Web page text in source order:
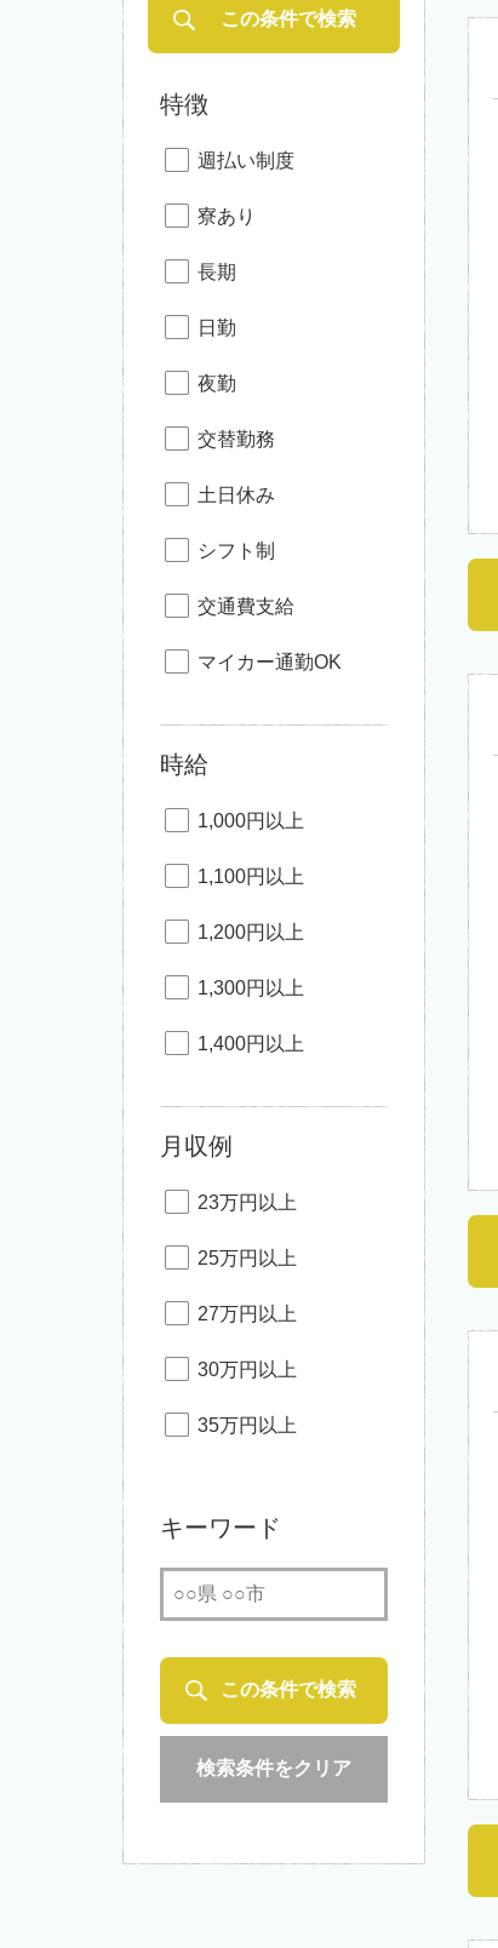
特徴
週払い制度
寮あり
長期
日勤
夜勤
交替勤務
土日休み
シフト制
交通費支給
マイカー通勤OK
時給
1,000円以上
1,100円以上
1,200円以上
1,300円以上
1,400円以上
月収例
23万円以上
25万円以上
27万円以上
30万円以上
35万円以上
キーワード